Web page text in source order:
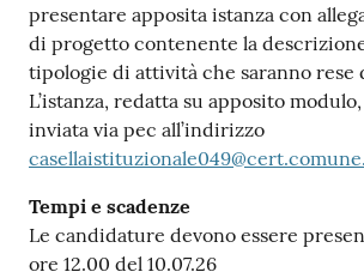
presentare apposita istanza con
di progetto contenente la
tipologie di attività che saranno rese
L’istanza, redatta su apposito
inviata via pec all’indirizzo
Tempi e scadenze
Le candidature devono essere
ore 12.00 del 10.07.26